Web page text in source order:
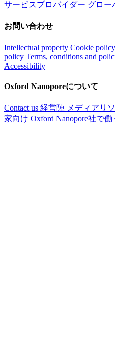
サービスプロバイダー グロー
お問い合わせ
Intellectual property Cookie policy
policy Terms, conditions and
Accessibility
Oxford Nanoporeについて
Contact us 経営陣 メディアリ
家向け Oxford Nanopore社で働